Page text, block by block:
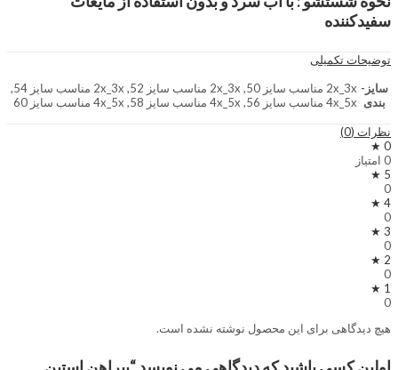
سفیدکننده
توضیحات تکمیلی
سایز-
بندی
2x_3x مناسب سایز 50, 2x_3x مناسب سایز 52, 2x_3x مناسب سایز 54,
4x_5x مناسب سایز 56, 4x_5x مناسب سایز 58, 4x_5x مناسب سایز 60
نظرات (0)
0 ★
0 امتیاز
5 ★
0
4 ★
0
3 ★
0
2 ★
0
1 ★
0
هیچ دیدگاهی برای این محصول نوشته نشده است.